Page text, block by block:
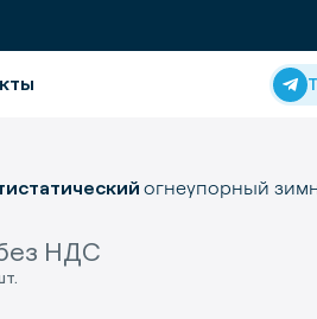
огнеупорный
НДС